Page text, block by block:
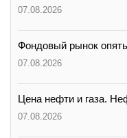
07.08.2026
Фондовый рынок
07.08.2026
Цена нефти и газа.
07.08.2026